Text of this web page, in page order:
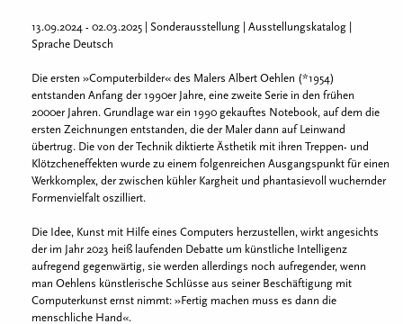
13.09.2024 - 02.03.2025 | Sonderausstellung | Ausstellungskatalog |
Sprache Deutsch
Die ersten »Computerbilder« des Malers Albert Oehlen (*1954)
entstanden Anfang der 1990er Jahre, eine zweite Serie in den frühen
2000er Jahren. Grundlage war ein 1990 gekauftes Notebook, auf dem die
ersten Zeichnungen entstanden, die der Maler dann auf Leinwand
übertrug. Die von der Technik diktierte Ästhetik mit ihren Treppen- und
Klötzcheneffekten wurde zu einem folgenreichen Ausgangspunkt für einen
Werkkomplex, der zwischen kühler Kargheit und phantasievoll wuchernder
Formenvielfalt oszilliert.
Die Idee, Kunst mit Hilfe eines Computers herzustellen, wirkt angesichts
der im Jahr 2023 heiß laufenden Debatte um künstliche Intelligenz
aufregend gegenwärtig, sie werden allerdings noch aufregender, wenn
man Oehlens künstlerische Schlüsse aus seiner Beschäftigung mit
Computerkunst ernst nimmt: »Fertig machen muss es dann die
menschliche Hand«.